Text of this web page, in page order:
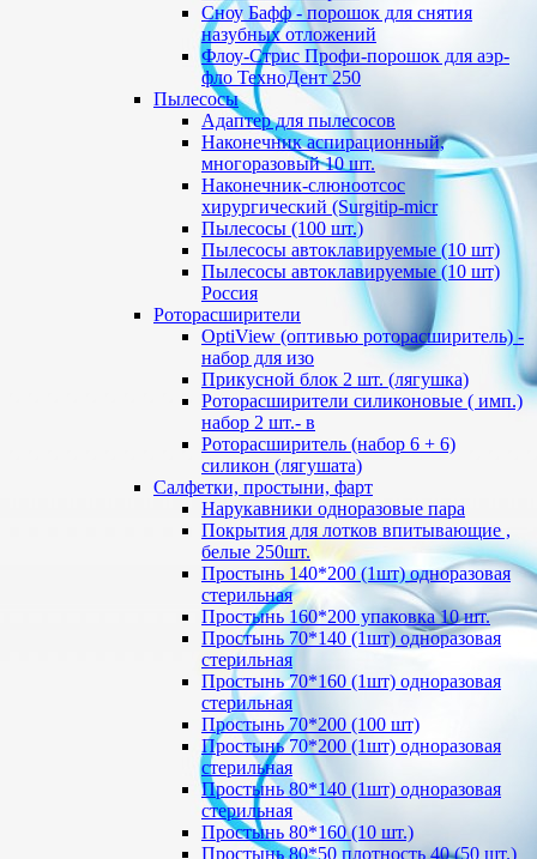
Сноу Бафф - порошок для снятия
назубных отложений
Флоу-Стрис Профи-порошок для аэр-
фло ТехноДент 250
Пылесосы
Адаптер для пылесосов
Наконечник аспирационный,
многоразовый 10 шт.
Наконечник-слюноотсос
хирургический (Surgitip-micr
Пылесосы (100 шт.)
Пылесосы автоклавируемые (10 шт)
Пылесосы автоклавируемые (10 шт)
Россия
Роторасширители
OptiView (оптивью роторасширитель) -
набор для изо
Прикусной блок 2 шт. (лягушка)
Роторасширители силиконовые ( имп.)
набор 2 шт.- в
Роторасширитель (набор 6 + 6)
силикон (лягушата)
Салфетки, простыни, фарт
Нарукавники одноразовые пара
Покрытия для лотков впитывающие ,
белые 250шт.
Простынь 140*200 (1шт) одноразовая
стерильная
Простынь 160*200 упаковка 10 шт.
Простынь 70*140 (1шт) одноразовая
стерильная
Простынь 70*160 (1шт) одноразовая
стерильная
Простынь 70*200 (100 шт)
Простынь 70*200 (1шт) одноразовая
стерильная
Простынь 80*140 (1шт) одноразовая
стерильная
Простынь 80*160 (10 шт.)
Простынь 80*50 плотность 40 (50 шт.)